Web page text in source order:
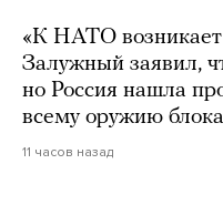
«К НАТО возникает
Залужный заявил,
но Россия нашла
всему оружию блока
11 часов назад